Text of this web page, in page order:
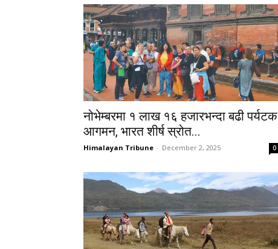
नोभेम्बरमा १ लाख १६ हजारभन्दा बढी पर्यटक
आगमन, भारत शीर्ष स्रोत...
Himalayan Tribune - December 2, 2025 0